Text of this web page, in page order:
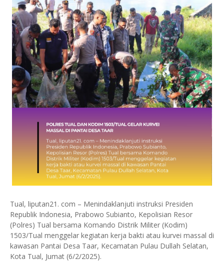
Tual, liputan21. com – Menindaklanjuti instruksi Presiden
Republik Indonesia, Prabowo Subianto, Kepolisian Resor
(Polres) Tual bersama Komando Distrik Militer (Kodim)
1503/Tual menggelar kegiatan kerja bakti atau kurvei massal di
kawasan Pantai Desa Taar, Kecamatan Pulau Dullah Selatan,
Kota Tual, Jumat (6/2/2025).